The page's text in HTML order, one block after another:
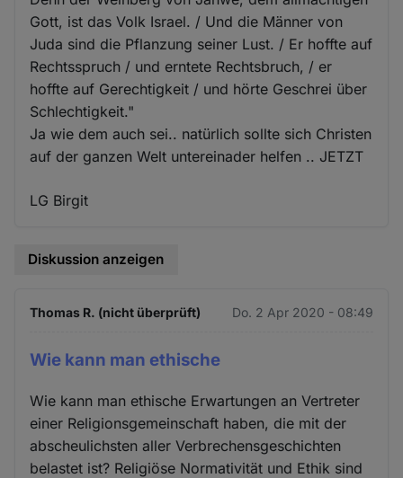
Gott, ist das Volk Israel. / Und die Männer von
Juda sind die Pflanzung seiner Lust. / Er hoffte auf
Rechtsspruch / und erntete Rechtsbruch, / er
hoffte auf Gerechtigkeit / und hörte Geschrei über
Schlechtigkeit."
Ja wie dem auch sei.. natürlich sollte sich Christen
auf der ganzen Welt untereinader helfen .. JETZT
LG Birgit
Diskussion anzeigen
Thomas R. (nicht überprüft) Do. 2 Apr 2020 - 08:49
Wie kann man ethische
Wie kann man ethische Erwartungen an Vertreter
einer Religionsgemeinschaft haben, die mit der
abscheulichsten aller Verbrechensgeschichten
belastet ist? Religiöse Normativität und Ethik sind